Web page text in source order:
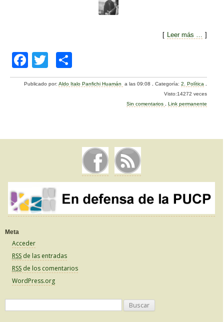
[ Leer más … ]
F
a
c
o
T
wi
tt
o
m
tir
Publicado por:Aldo Italo Panfichi Huamán a las 09:08 .Categoría:2. Política
Visto:14272 veces
Sin comentarios
Link permanente
Meta
Acceder
RSS de las entradas
RSS de los comentarios
WordPress.org